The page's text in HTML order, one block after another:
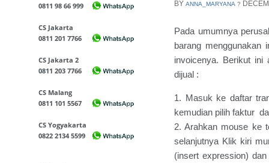
0811 98 66 999
CS Jakarta
0811 201 7766
CS Jakarta 2
0811 203 7766
CS Malang
0811 101 5567
CS Yogyakarta
0822 2134 5599
BY ANNA_MARYANA ?
Pada umumnya
barang menggunakan
invoicenya. Berikut ini
dijual :
1. Masuk ke daftar
kemudian pilih faktur
2. Arahkan mouse ke
selanjutnya Klik kiri
(insert expression)